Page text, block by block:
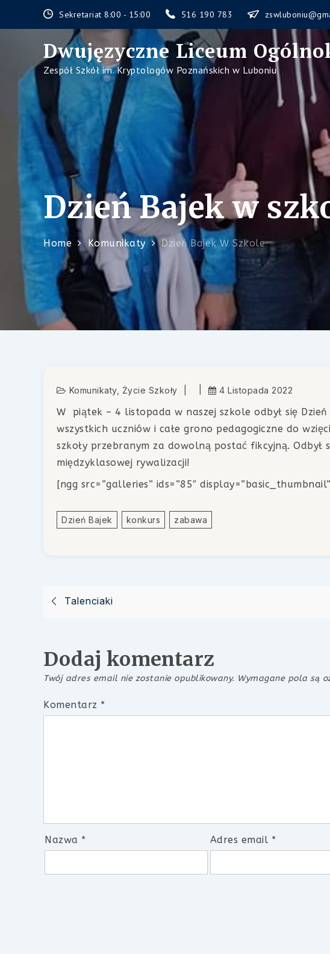
Sekretariat 8:00 - 15:00 516 190 783
Dwujęzyczne Liceum
Zespół Szkół im. Kryptologów Poznańskich w Luboniu
Dzień Bajek w
Home Komunikaty Dzień Bajek W Szkole
Komunikaty, Życie Szkoły 4 Listopada 2022
W piątek – 4 listopada w naszej szkole odbył się
wszystkich uczniów i całe grono pedagogiczne do
szkoły przebranym za dowolną postać fikcyjną.
międzyklasowej rywalizacji!
[ngg src=”galleries” ids=”85″
Dzień Bajek Konkurs Zabawa
Nawigacja
Talenciaki
Dodaj komentarz
Twój adres email nie zostanie opublikowany. Wymagane pola są
Komentarz *
Nazwa * Adres email *